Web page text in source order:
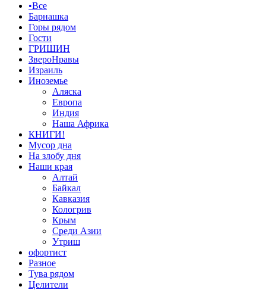
•Все
Барнашка
Горы рядом
Гости
ГРИШИН
ЗвероНравы
Израиль
Иноземье
Аляска
Европа
Индия
Наша Африка
КНИГИ!
Мусор дна
На злобу дня
Наши края
Алтай
Байкал
Кавказия
Кологрив
Крым
Среди Азии
Утриш
офортист
Разное
Тува рядом
Целители